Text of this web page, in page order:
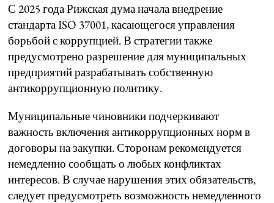
С 2025 года Рижская дума начала внедрение
стандарта ISO 37001, касающегося управления
борьбой с коррупцией. В стратегии также
предусмотрено разрешение для муниципальных
предприятий разрабатывать собственную
антикоррупционную политику.
Муниципальные чиновники подчеркивают
важность включения антикоррупционных норм в
договоры на закупки. Сторонам рекомендуется
немедленно сообщать о любых конфликтах
интересов. В случае нарушения этих обязательств,
следует предусмотреть возможность немедленного